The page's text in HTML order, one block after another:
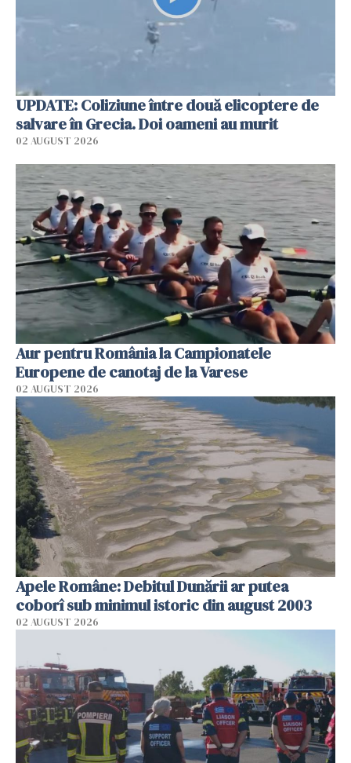
UPDATE: Coliziune între două elicoptere de
salvare în Grecia. Doi oameni au murit
02 AUGUST 2026
Aur pentru România la Campionatele
Europene de canotaj de la Varese
02 AUGUST 2026
Apele Române: Debitul Dunării ar putea
coborî sub minimul istoric din august 2003
02 AUGUST 2026